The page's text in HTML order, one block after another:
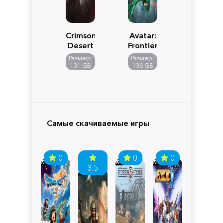
Crimson
Desert
Размер:
131 GB
Avatar:
Frontiers
of
Pandora
Размер:
136 GB
Самые скачиваемые игры
0
3.5
0 0